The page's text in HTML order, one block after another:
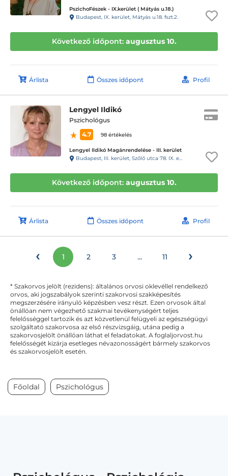
PszichoFészek - IX.kerület ( Mátyás u.18.)
Budapest, IX. kerület, Mátyás u.18. fszt.2.
Következő időpont: augusztus 10.
Árlista Összes időpont Profil
Lengyel Ildikó
Pszichológus
4.7
98 értékelés
Lengyel Ildikó Magánrendelése - III. kerület
Budapest, III. kerület, Szőlő utca 78. IX. emelet 50. szám
Következő időpont: augusztus 10.
Árlista Összes időpont Profil
‹ 1 2 3 ... 11 ›
* Szakorvos jelölt (rezidens): általános orvosi oklevéllel rendelkező
orvos, aki jogszabályok szerinti szakorvosi szakképesítés
megszerzésére irányuló képzésben vesz részt. Ezen orvosok által
önállóan nem végezhető szakmai tevékenységért teljes
felelősséggel tartozik és azt közvetlenül felügyeli az egészségügyi
szolgáltató szakorvosa az első részvizsgáig, utána pedig a
szakorvosjelölt önállóan láthat el feladatokat. A foglaljorvost.hu
felelősségét kizárja esetleges névazonosságért bármely szakorvos
és szakorvosjelölt esetén.
Főoldal Pszichológus